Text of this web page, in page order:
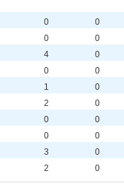
0 0
0 0
4 0
0 0
1 0
2 0
0 0
0 0
3 0
2 0